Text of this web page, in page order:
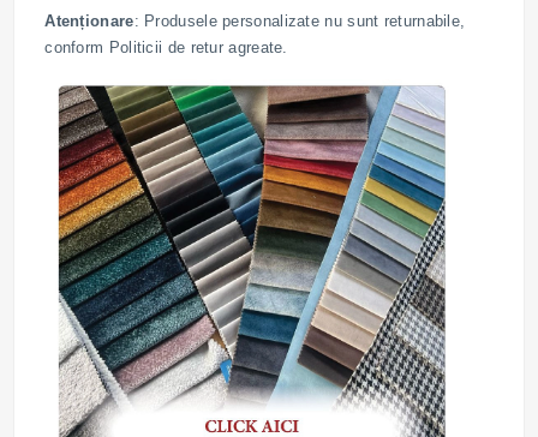
Atenționare: Produsele personalizate nu sunt returnabile,
conform Politicii de retur agreate.